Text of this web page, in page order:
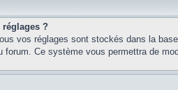
?
vos réglages sont stockés dans la
forum. Ce système vous permettra de